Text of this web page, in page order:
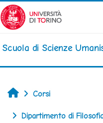
Vai al contenuto principale
Scuola di Scienze
Home
Corsi
Dipartimento di